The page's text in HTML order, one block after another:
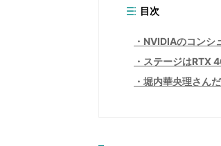
目次
NVIDIAのコンシ
ステージはRTX
堀内華央理さん